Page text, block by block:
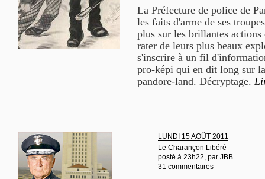
La Préfecture de police de
les faits d'arme de ses
plus sur les brillantes
rater de leurs plus beaux
s'inscrire à un fil
pro-képi qui en dit long sur
pandore-land. Décryptage.
LUNDI 15 AOÛT 2011
Le Charançon Libéré
posté à 23h22, par JBB
31 commentaires